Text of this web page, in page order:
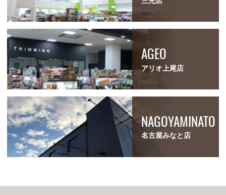
AGEO
アリオ上尾店
NAGOYAMINATO
名古屋みなと店